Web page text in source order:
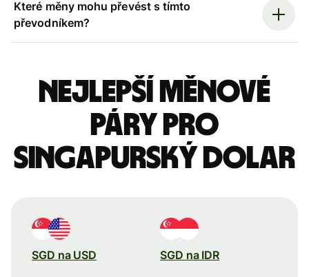
Které měny mohu převést s tímto
převodníkem?
Nejlepší měnové
páry pro
singapurský dolar
SGD na USD SGD na IDR